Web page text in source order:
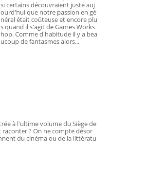
si certains découvraient juste auj
ourd'hui que notre passion en gé
néral était coûteuse et encore plu
s quand il s'agit de Games Works
hop. Comme d'habitude il y a bea
ucoup de fantasmes alors...
à l'ultime volume du Siège de
? On ne compte désor
du cinéma ou de la littératu